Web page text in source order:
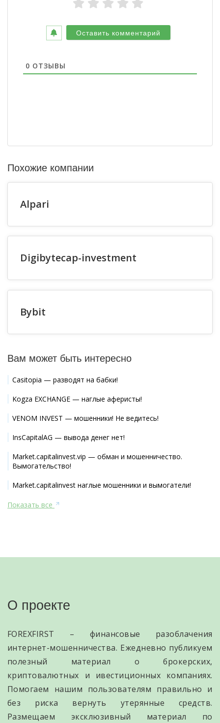
0 ОТЗЫВЫ
Похожие компании
Alpari
Digibytecap-investment
Bybit
Вам может быть интересно
Casitopia — разводят на бабки!
Kogza EXCHANGE — наглые аферисты!
VENOM INVEST — мошенники! Не ведитесь!
InsCapitalAG — вывода денег нет!
Market.capitalinvest.vip — обман и мошенничество.
Вымогательство!
Market.capitalinvest наглые мошенники и вымогатели!
Показать все
О проекте
FOREXFIRST – финансовые разоблачения
интернет-мошенничества. Ежедневно публикуем
полезный материал о брокерских,
криптовалютных и ивестиционных компаниях.
Помогаем нашим пользователям правильно и
без риска вернуть утерянные средств.
Размещаем эксклюзивный материал по